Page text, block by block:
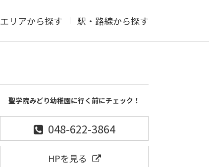
エリアから探す 駅・路線から探す
聖学院みどり幼稚園に行く前にチェック！
048-622-3864
HPを見る